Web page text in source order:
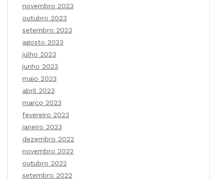
novembro 2023
outubro 2023
setembro 2023
agosto 2023
julho 2023
junho 2023
maio 2023
abril 2023
março 2023
fevereiro 2023
janeiro 2023
dezembro 2022
novembro 2022
outubro 2022
setembro 2022